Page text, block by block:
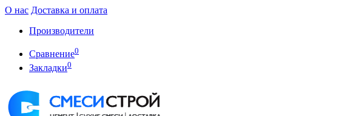
О нас Доставка и оплата
Производители
Сравнение0
Закладки0